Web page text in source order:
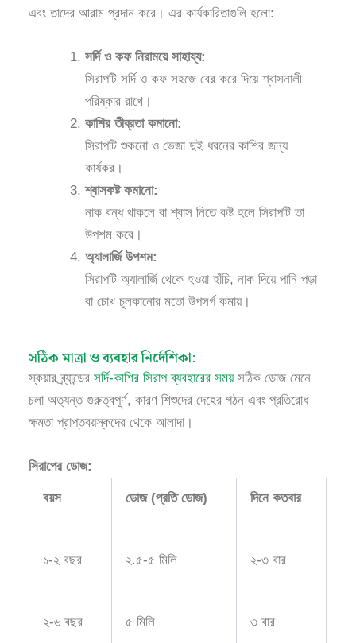
এবং তাদের আরাম প্রদান করে। এর কার্যকারিতাগুলি হলো:
সর্দি ও কফ নিরাময়ে সাহায্য:
সিরাপটি সর্দি ও কফ সহজে বের করে দিয়ে শ্বাসনালী
পরিষ্কার রাখে।
কাশির তীব্রতা কমানো:
সিরাপটি শুকনো ও ভেজা দুই ধরনের কাশির জন্য
কার্যকর।
শ্বাসকষ্ট কমানো:
নাক বন্ধ থাকলে বা শ্বাস নিতে কষ্ট হলে সিরাপটি তা
উপশম করে।
অ্যালার্জি উপশম:
সিরাপটি অ্যালার্জি থেকে হওয়া হাঁচি, নাক দিয়ে পানি পড়া
বা চোখ চুলকানোর মতো উপসর্গ কমায়।
সঠিক মাত্রা ও ব্যবহার নির্দেশিকা:
স্কয়ার ব্র্যান্ডেরসর্দি-কাশির সিরাপ ব্যবহারের সময়সঠিক ডোজ মেনে
চলা অত্যন্ত গুরুত্বপূর্ণ, কারণ শিশুদের দেহের গঠন এবং প্রতিরোধ
ক্ষমতা প্রাপ্তবয়স্কদের থেকে আলাদা।
সিরাপের ডোজ:
বয়স ডোজ (প্রতি ডোজ) দিনে কতবার
১-২ বছর ২.৫-৫ মিলি ২-৩ বার
২-৬ বছর ৫ মিলি ৩ বার